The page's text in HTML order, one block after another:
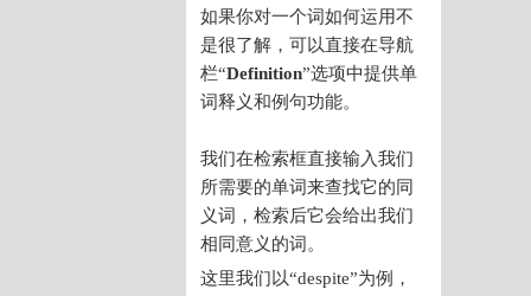
如果你对一个词如何运用不
是很了解，可以直接在导航
栏“Definition”选项中提供单
词释义和例句功能。
我们在检索框直接输入我们
所需要的单词来查找它的同
义词，检索后它会给出我们
相同意义的词。
这里我们以“despite”为例，